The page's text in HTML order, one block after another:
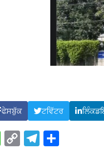
ਫੇਸਬੁੱਕ ਟਵਿੱਟਰ
ਵਟਸਐਪ
ਲਿੰਕਟੈਲੀਗ੍ਰਾਮ